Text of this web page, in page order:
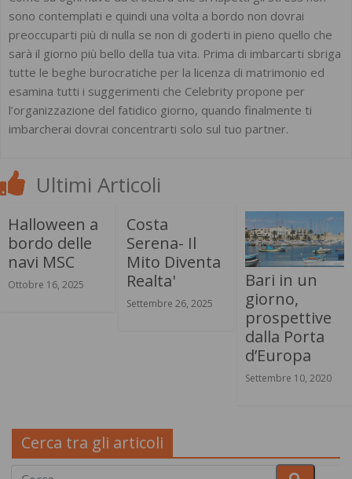
sono contemplati e quindi una volta a bordo non dovrai
preoccuparti più di nulla se non di goderti in pieno quello che
sarà il giorno più bello della tua vita. Prima di imbarcarti sbriga
tutte le beghe burocratiche per la licenza di matrimonio ed
esamina tutti i suggerimenti che Celebrity propone per
l’organizzazione del fatidico giorno, quando finalmente ti
imbarcherai dovrai concentrarti solo sul tuo partner.
Ultimi Articoli
Halloween a
bordo delle
navi MSC
Ottobre 16, 2025
Costa
Serena- Il
Mito Diventa
Realta'
Settembre 26, 2025
Bari in un
giorno,
prospettive
dalla Porta
d’Europa
Settembre 10, 2020
Cerca tra gli articoli